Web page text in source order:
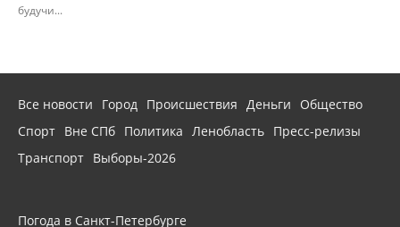
будучи...
Все новости Город Происшествия Деньги
Общество
Спорт Вне СПб Политика Ленобласть Пресс-релизы
Транспорт Выборы-2026
Погода в Санкт-Петербурге